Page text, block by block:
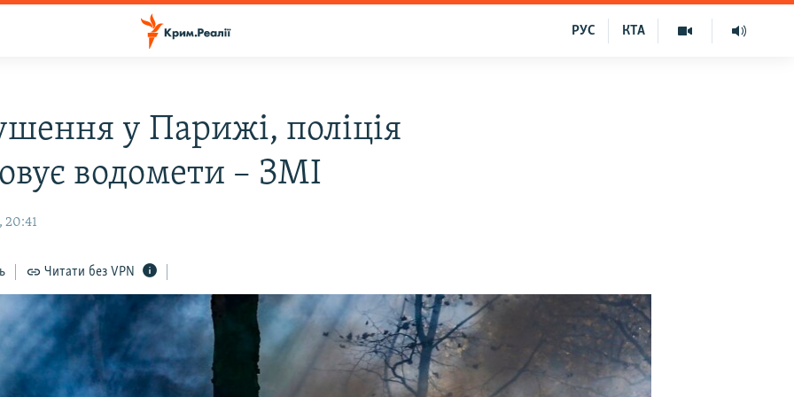
КТА
РУС
у Парижі, поліція
водомети – ЗМІ
20:41
Читати без VPN